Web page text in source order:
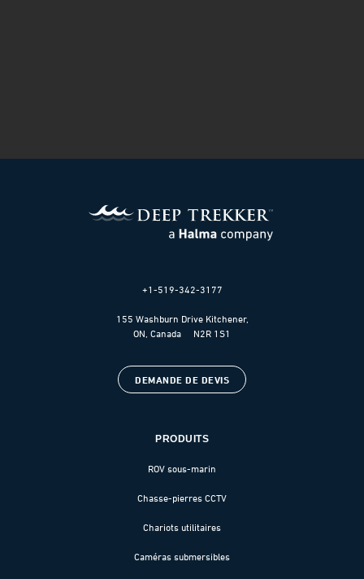
+1-519-342-3177
155 Washburn Drive Kitchener,
ON, Canada N2R 1S1
DEMANDE DE DEVIS
PRODUITS
ROV sous-marin
Chasse-pierres CCTV
Chariots utilitaires
Caméras submersibles